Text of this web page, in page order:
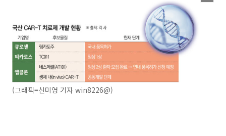
(그래픽=신미영 기자 win8226@)